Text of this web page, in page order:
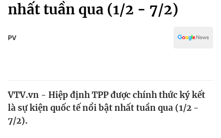
Xã hội
Pháp luật
Thế giới
Tin tức
Kinh tế
Văn hóa - Giải trí
nhất tuần qua (1/2 - 7/2)
PV
VTV.vn - Hiệp định TPP được chính thức ký kết
là sự kiện quốc tế nổi bật nhất tuần qua (1/2 -
7/2).